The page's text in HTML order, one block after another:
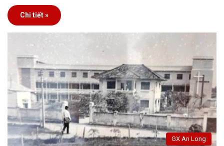
Chi tiết »
GX An Long